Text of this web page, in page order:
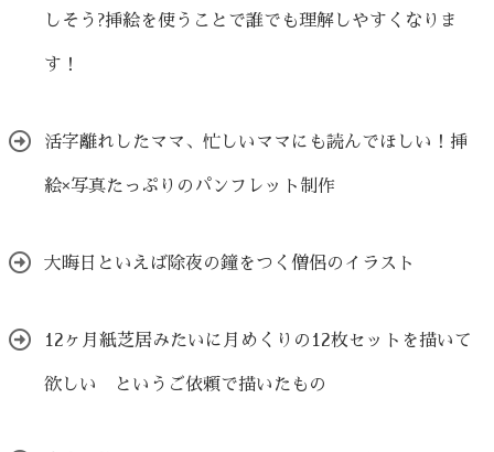
しそう?挿絵を使うことで誰でも理解しやすくなりま
す！
活字離れしたママ、忙しいママにも読んでほしい！挿
絵×写真たっぷりのパンフレット制作
大晦日といえば除夜の鐘をつく僧侶のイラスト
12ヶ月紙芝居みたいに月めくりの12枚セットを描いて
欲しい というご依頼で描いたもの